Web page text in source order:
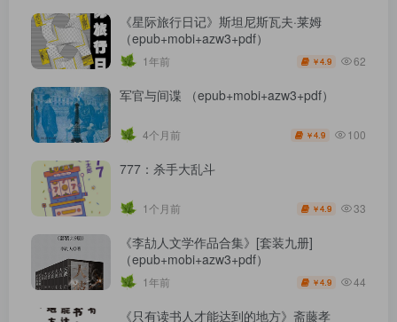
《星际旅行日记》斯坦尼斯瓦夫·莱姆
（epub+mobi+azw3+pdf）
1年前 ￥4.9 62
军官与间谍 （epub+mobi+azw3+pdf）
4个月前 ￥4.9 100
777：杀手大乱斗
1个月前 ￥4.9 33
《李劼人文学作品合集》[套装九册]
（epub+mobi+azw3+pdf）
1年前 ￥4.9 44
《只有读书人才能达到的地方》斋藤孝